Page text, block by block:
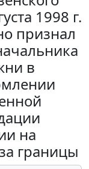
1998 г.
признал
в
на
границы